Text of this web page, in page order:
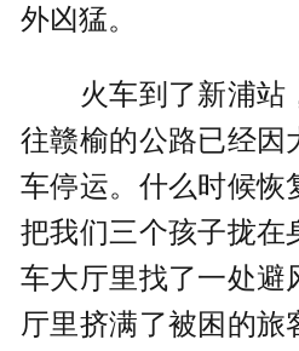
外凶猛。
火车到了新浦站
往赣榆的公路已经因
车停运。什么时候恢
把我们三个孩子拢在
车大厅里找了一处避
厅里挤满了被困的旅